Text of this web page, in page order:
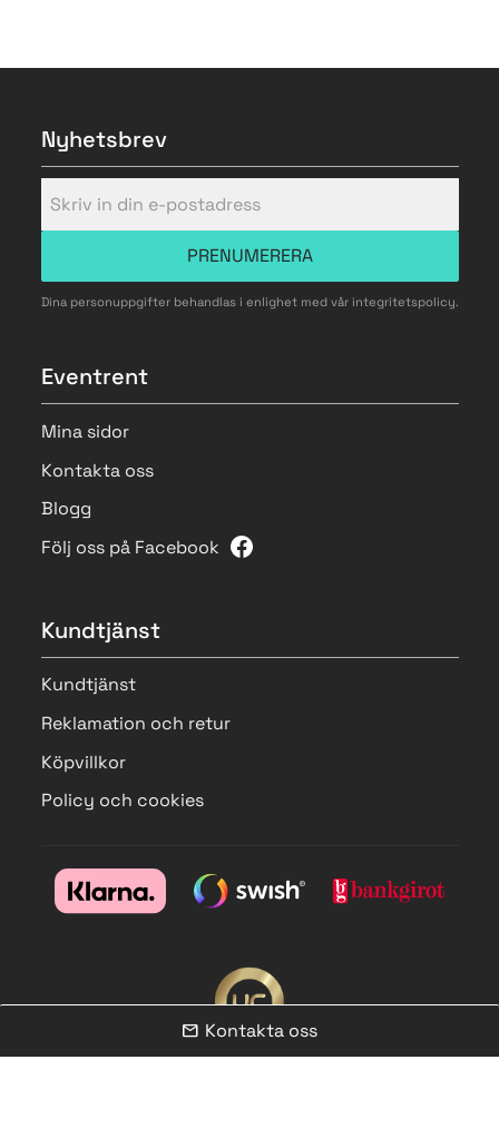
Nyhetsbrev
PRENUMERERA
Dina personuppgifter behandlas i enlighet med vår integritetspolicy.
Eventrent
Mina sidor
Kontakta oss
Blogg
Följ oss på Facebook
Kundtjänst
Kundtjänst
Reklamation och retur
Köpvillkor
Policy och cookies
mail Kontakta oss